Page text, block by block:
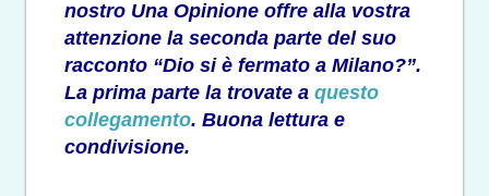
nostro Una Opinione offre alla vostra
attenzione la seconda parte del suo
racconto “Dio si è fermato a Milano?”.
La prima parte la trovate a questo
collegamento. Buona lettura e
condivisione.